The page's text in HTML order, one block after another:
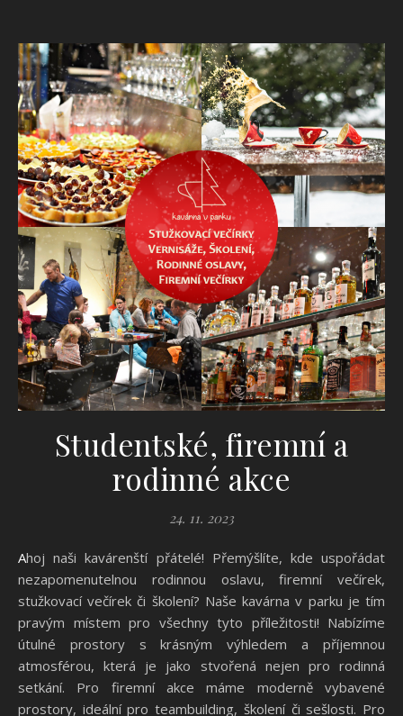
Studentské, firemní a
rodinné akce
24. 11. 2023
Ahoj naši kavárenští přátelé! Přemýšlíte, kde uspořádat
nezapomenutelnou rodinnou oslavu, firemní večírek,
stužkovací večírek či školení? Naše kavárna v parku je tím
pravým místem pro všechny tyto příležitosti! Nabízíme
útulné prostory s krásným výhledem a příjemnou
atmosférou, která je jako stvořená nejen pro rodinná
setkání. Pro firemní akce máme moderně vybavené
prostory, ideální pro teambuilding, školení či sešlosti. Pro